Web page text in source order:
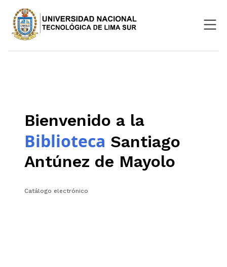
Aula Virtual
Bienvenido a la
Biblioteca Santiago
Antúnez de Mayolo
Catálogo electrónico